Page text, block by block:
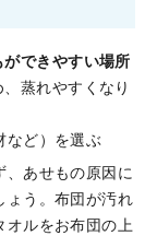
できやすい場所
蒸れやすくなり
など）を選ぶ
、あせもの原因に
ょう。布団が汚れ
オルをお布団の上